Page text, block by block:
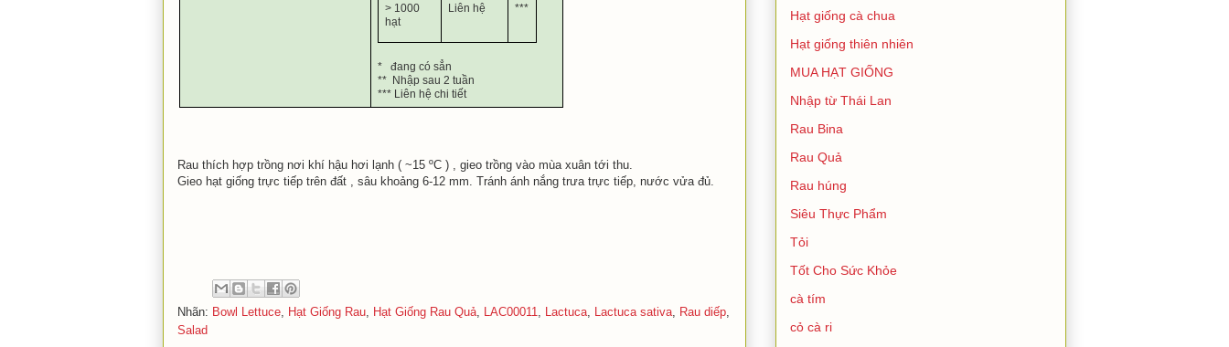
> 1000
hạt
Liên hệ ***
*   đang có sẳn
**  Nhập sau 2 tuần
*** Liên hệ chi tiết
Rau thích hợp trồng nơi khí hậu hơi lạnh ( ~15 ºC ) , gieo trồng vào mùa xuân tới thu.
Gieo hạt giống trực tiếp trên đất , sâu khoảng 6-12 mm. Tránh ánh nắng trưa trực tiếp, nước vửa đủ.
Nhãn: Bowl Lettuce Hạt Giống Rau Hạt Giống Rau Quả LAC00011 Lactuca Lactuca sativa Rau diếp
Salad
Hạt giống cà chua
Hạt giống thiên nhiên
MUA HẠT GIỐNG
Nhập từ Thái Lan
Rau Bina
Rau Quả
Rau húng
Siêu Thực Phẩm
Tỏi
Tốt Cho Sức Khỏe
cà tím
cỏ cà ri